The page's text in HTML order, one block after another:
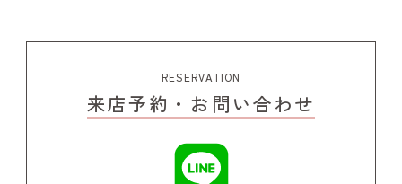
RESERVATION
来店予約・お問い合わせ